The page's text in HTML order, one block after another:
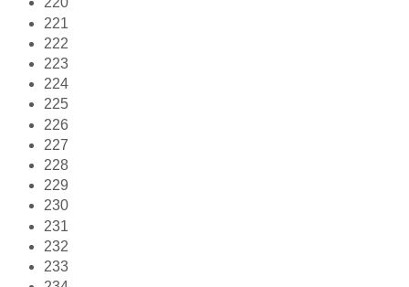
221
222
223
224
225
226
227
228
229
230
231
232
233